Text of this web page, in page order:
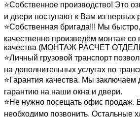
⭐Собственное производство! Это
и двери поступают к Вам из первых
⭐Собственная бригада!!! Мы
качественно произведём монтаж со
качества (МОНТАЖ РАСЧЕТ
⭐Личный грузовой транспорт
на дополнительных услугах по
⭐Гарантия качества. Мы заключаем
гарантию на наши окна и двери.
⭐Не нужно посещать офис продаж.
необходимо позвонить. Остальные